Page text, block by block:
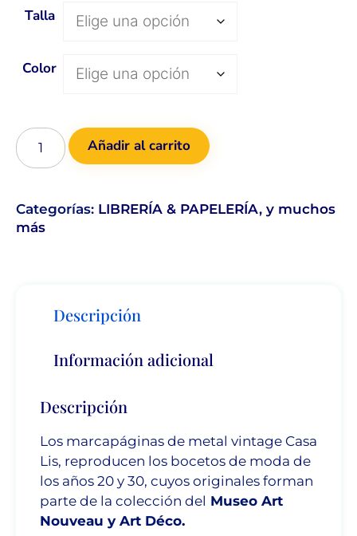
Talla
Color
Añadir al carrito
Categorías: LIBRERÍA & PAPELERÍA, y muchos
más
Descripción
Información adicional
Descripción
Los marcapáginas de metal vintage Casa
Lis, reproducen los bocetos de moda de
los años 20 y 30, cuyos originales forman
parte de la colección del Museo Art
Nouveau y Art Déco.